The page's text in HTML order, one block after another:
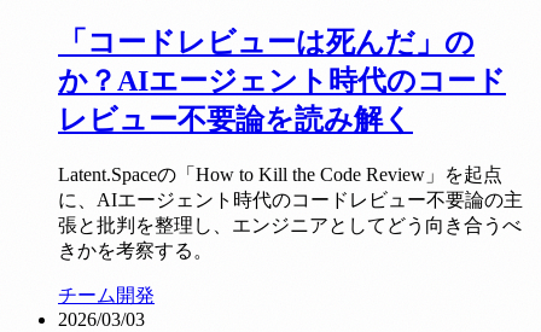
「コードレビューは死んだ」の
か？AIエージェント時代のコード
レビュー不要論を読み解く
Latent.Spaceの「How to Kill the Code Review」を起点
に、AIエージェント時代のコードレビュー不要論の主
張と批判を整理し、エンジニアとしてどう向き合うべ
きかを考察する。
チーム開発
2026/03/03